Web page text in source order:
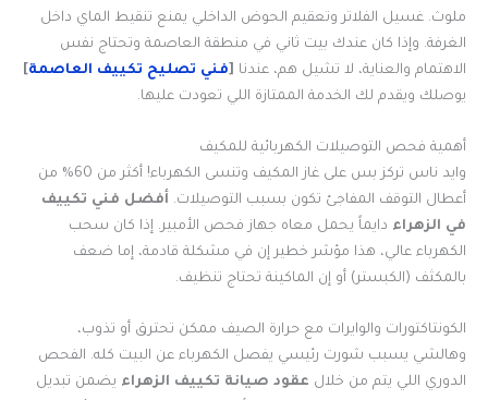
ملوث. غسيل الفلاتر وتعقيم الحوض الداخلي يمنع تنقيط الماي داخل
الغرفة. وإذا كان عندك بيت ثاني في منطقة العاصمة وتحتاج نفس
الاهتمام والعناية، لا تشيل هم، عندنا [فني تصليح تكييف العاصمة]
يوصلك ويقدم لك الخدمة الممتازة اللي تعودت عليها.
أهمية فحص التوصيلات الكهربائية للمكيف
وايد ناس تركز بس على غاز المكيف وتنسى الكهرباء! أكثر من 60% من
أعطال التوقف المفاجئ تكون بسبب التوصيلات. أفضل فني تكييف
في الزهراء دايماً يحمل معاه جهاز فحص الأمبير. إذا كان سحب
الكهرباء عالي، هذا مؤشر خطير إن في مشكلة قادمة، إما ضعف
بالمكثف (الكبستر) أو إن الماكينة تحتاج تنظيف.
الكونتاكتورات والوايرات مع حرارة الصيف ممكن تحترق أو تذوب،
وهالشي يسبب شورت رئيسي يفصل الكهرباء عن البيت كله. الفحص
الدوري اللي يتم من خلال عقود صيانة تكييف الزهراء يضمن تبديل